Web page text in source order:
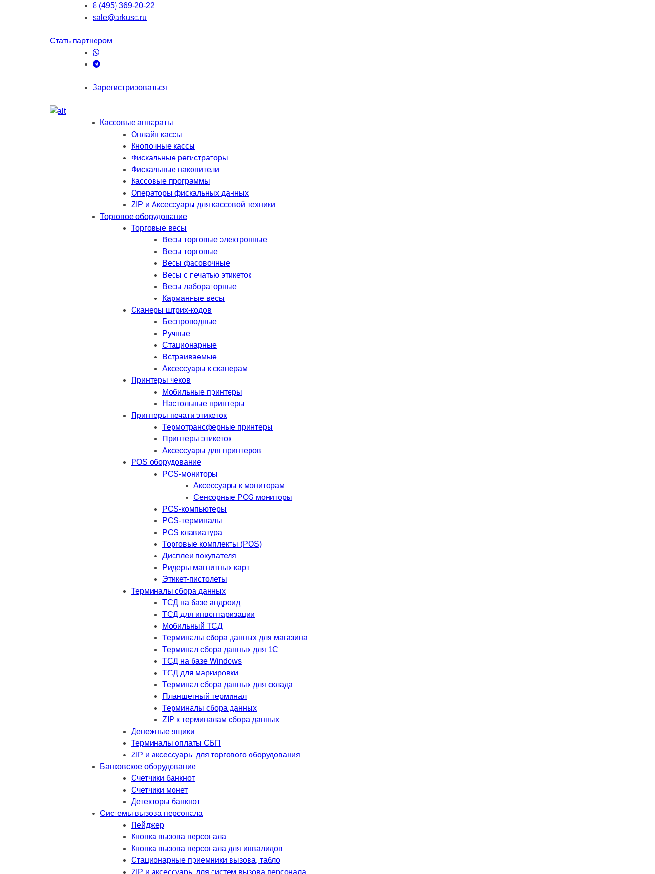
8 (495) 369-20-22
sale@arkusc.ru
Стать партнером
Зарегистрироваться
Кассовые аппараты
Онлайн кассы
Кнопочные кассы
Фискальные регистраторы
Фискальные накопители
Кассовые программы
Операторы фискальных данных
ZIP и Аксессуары для кассовой техники
Торговое оборудование
Торговые весы
Весы торговые электронные
Весы торговые
Весы фасовочные
Весы с печатью этикеток
Весы лабораторные
Карманные весы
Сканеры штрих-кодов
Беспроводные
Ручные
Стационарные
Встраиваемые
Аксессуары к сканерам
Принтеры чеков
Мобильные принтеры
Настольные принтеры
Принтеры печати этикеток
Термотрансферные принтеры
Принтеры этикеток
Аксессуары для принтеров
POS оборудование
POS-мониторы
Аксессуары к мониторам
Сенсорные POS мониторы
POS-компьютеры
POS-терминалы
POS клавиатура
Торговые комплекты (POS)
Дисплеи покупателя
Ридеры магнитных карт
Этикет-пистолеты
Терминалы сбора данных
ТСД на базе андроид
ТСД для инвентаризации
Мобильный ТСД
Терминалы сбора данных для магазина
Терминал сбора данных для 1C
ТСД на базе Windows
ТСД для маркировки
Терминал сбора данных для склада
Планшетный терминал
Терминалы сбора данных
ZIP к терминалам сбора данных
Денежные ящики
Терминалы оплаты СБП
ZIP и аксессуары для торгового оборудования
Банковское оборудование
Счетчики банкнот
Счетчики монет
Детекторы банкнот
Системы вызова персонала
Пейджер
Кнопка вызова персонала
Кнопка вызова персонала для инвалидов
Стационарные приемники вызова, табло
ZIP и аксессуары для систем вызова персонала